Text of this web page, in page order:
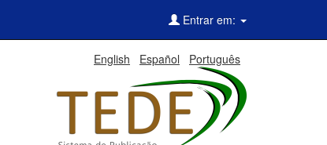
Entrar em:
English Español Português